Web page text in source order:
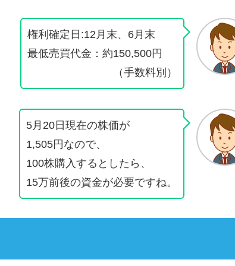
権利確定日:12月末、6月末
最低売買代金：約150,500円
（手数料別）
5月20日現在の株価が
1,505円なので、
100株購入するとしたら、
15万前後の資金が必要ですね。